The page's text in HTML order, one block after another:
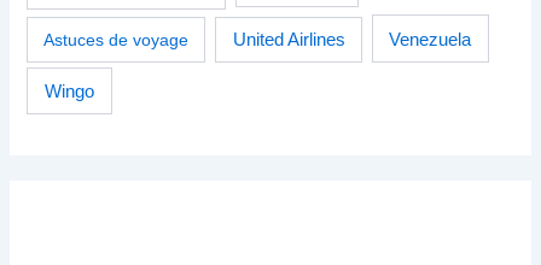
Astuces de voyage United Airlines Venezuela
Wingo